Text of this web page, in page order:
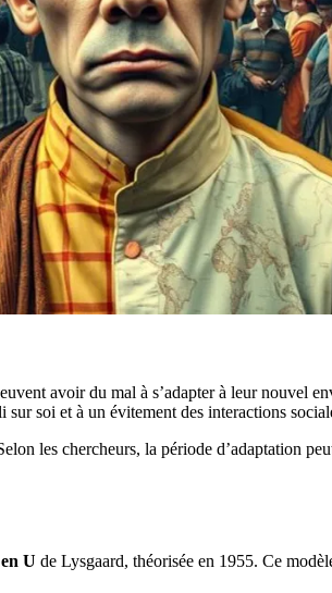
avoir du mal à s’adapter à leur nouvel
sur soi et à un évitement des interactions
les chercheurs, la période d’adaptation
U de Lysgaard, théorisée en 1955. Ce